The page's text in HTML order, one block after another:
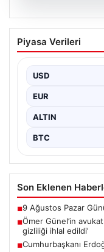
07.08.2026
Ömer
duyurusu:
Piyasa Verileri
USD
EUR
ALTIN
BTC
Son Eklenen
■9 Ağustos Pazar
■Ömer Günel’in
gizliliği ihlal edildi’
■Cumhurbaşkanı